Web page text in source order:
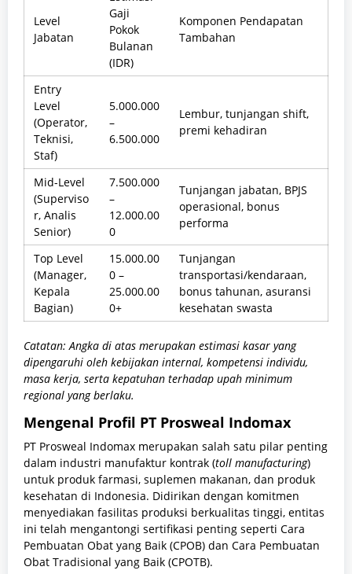
Level
Jabatan
Gaji
Pokok
Bulanan
(IDR)
Komponen Pendapatan
Tambahan
Entry
Level
(Operator,
Teknisi,
Staf)
5.000.000
–
6.500.000
Lembur, tunjangan shift,
premi kehadiran
Mid-Level
(Superviso
r, Analis
Senior)
7.500.000
–
12.000.00
0
Tunjangan jabatan, BPJS
operasional, bonus
performa
Top Level
(Manager,
Kepala
Bagian)
15.000.00
0 –
25.000.00
0+
Tunjangan
transportasi/kendaraan,
bonus tahunan, asuransi
kesehatan swasta
Catatan: Angka di atas merupakan estimasi kasar yang
dipengaruhi oleh kebijakan internal, kompetensi individu,
masa kerja, serta kepatuhan terhadap upah minimum
regional yang berlaku.
Mengenal Profil PT Prosweal Indomax
PT Prosweal Indomax merupakan salah satu pilar penting
dalam industri manufaktur kontrak (toll manufacturing)
untuk produk farmasi, suplemen makanan, dan produk
kesehatan di Indonesia. Didirikan dengan komitmen
menyediakan fasilitas produksi berkualitas tinggi, entitas
ini telah mengantongi sertifikasi penting seperti Cara
Pembuatan Obat yang Baik (CPOB) dan Cara Pembuatan
Obat Tradisional yang Baik (CPOTB).